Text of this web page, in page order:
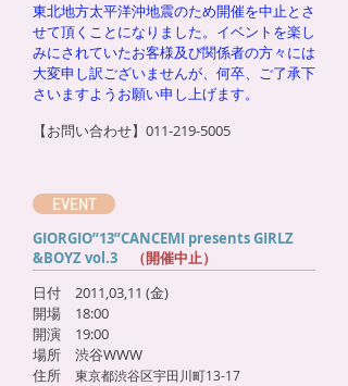
東北地方太平洋沖地震のため開催を中止とさ
せて頂くことになりました。イベントを楽し
みにされていたお客様及び関係者の方々には
大変申し訳ございませんが、何卒、ご了承下
さいますようお願い申し上げます。
【お問い合わせ】011-219-5005
EVENT
GIORGIO”13”CANCEMI presents GIRLZ
&BOYZ vol.3
（開催中止）
日付 2011,03,11 (金)
開場 18:00
開演 19:00
場所 渋谷WWW
住所 東京都渋谷区宇田川町13-17